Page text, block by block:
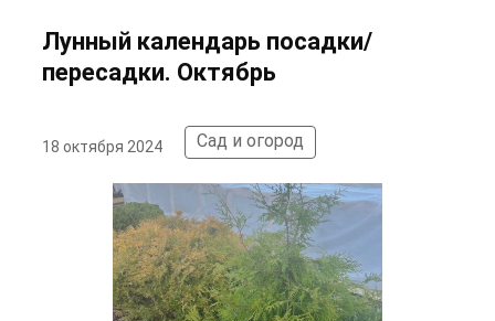
Лунный календарь посадки/
пересадки. Октябрь
18 октября 2024 Сад и огород